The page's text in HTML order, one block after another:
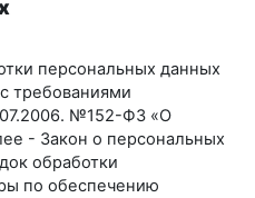
персональных данных
требованиями
№152-ФЗ «О
- Закон о персональных
обработки
по обеспечению